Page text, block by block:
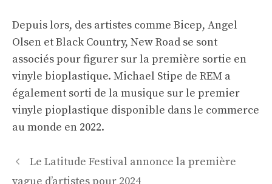
Depuis lors, des artistes comme Bicep, Angel
Olsen et Black Country, New Road se sont
associés pour figurer sur la première sortie en
vinyle bioplastique. Michael Stipe de REM a
également sorti de la musique sur le premier
vinyle pioplastique disponible dans le commerce
au monde en 2022.
Navigation
des
Le Latitude Festival annonce la première